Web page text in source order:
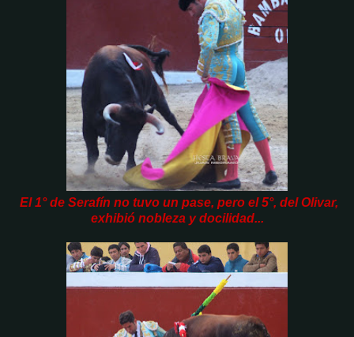
El 1° de Serafín no tuvo un pase, pero el 5°, del Olivar,
exhibió nobleza y docilidad...